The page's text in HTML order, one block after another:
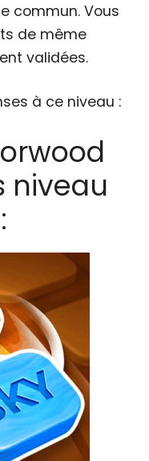
commun. Vous
de même
validées.
à ce niveau :
niveau